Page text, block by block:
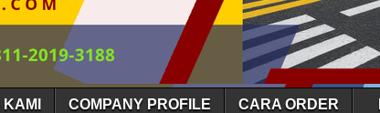
COMPANY PROFILE CARA ORDER